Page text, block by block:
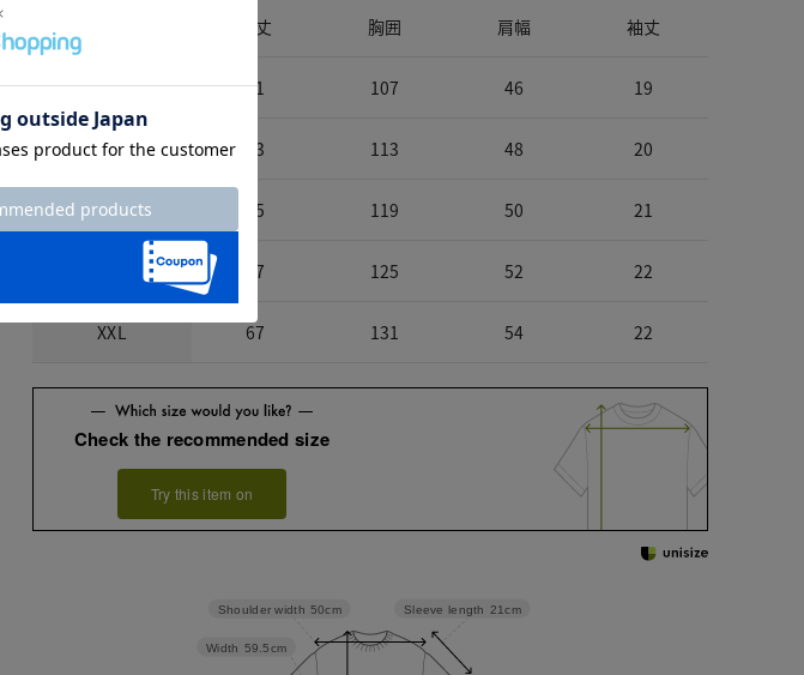
着丈 胸囲 肩幅 袖丈
S 61 107 46 19
M 63 113 48 20
L 65 119 50 21
67 125 52 22
XXL 67 131 54 22
Check the recommended size
Try this item on
Sleeve length 21cm
Width 59.5cm
Shoulder width 50cm